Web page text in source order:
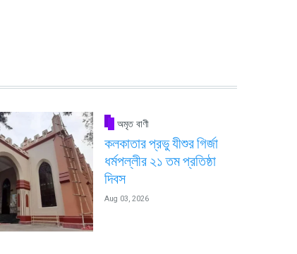
অমৃত বাণী
কলকাতার প্রভু যীশুর গির্জা
ধর্মপল্লীর ২১ তম প্রতিষ্ঠা
দিবস
Aug 03, 2026